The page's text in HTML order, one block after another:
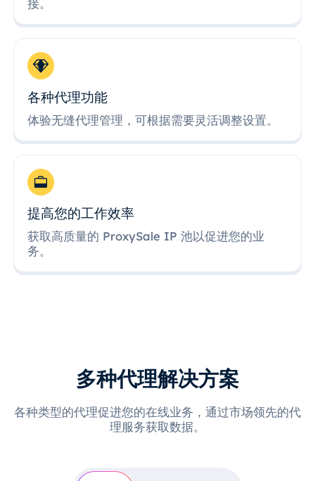
接。
各种代理功能
体验无缝代理管理，可根据需要灵活调整设置。
提高您的工作效率
获取高质量的 ProxySale IP 池以促进您的业
务。
多种代理解决方案
各种类型的代理促进您的在线业务，通过市场领先的代
理服务获取数据。